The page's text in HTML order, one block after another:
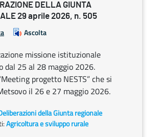
DELLA GIUNTA
29 aprile 2026, n. 505
Ascolta
missione istituzionale
dal 25 al 28 maggio 2026.
progetto NESTS” che si
il 26 e 27 maggio 2026.
della Giunta regionale
Agricoltura e sviluppo rurale